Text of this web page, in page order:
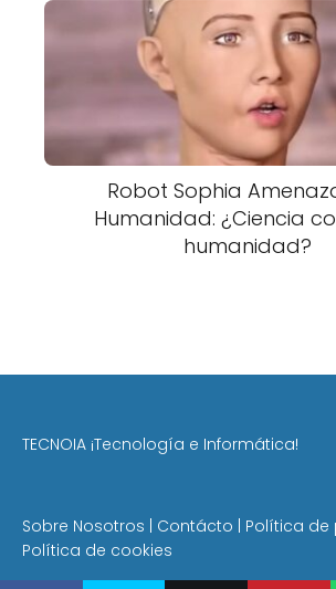
Robot Sophia
Humanidad: ¿Ciencia
humanidad?
TECNOIA ¡Tecnología e Informática!
Sobre Nosotros Contácto Política
Política de cookies